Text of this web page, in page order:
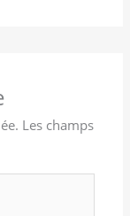
Les champs